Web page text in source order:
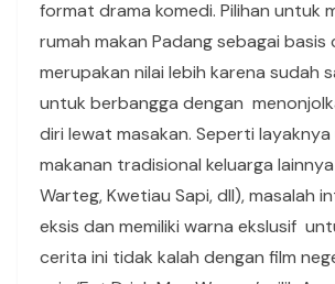
format drama komedi. Pilihan untuk
rumah makan Padang sebagai basis
merupakan nilai lebih karena sudah
untuk berbangga dengan
diri lewat masakan. Seperti
makanan tradisional keluarga
Warteg, Kwetiau Sapi, dll), masalah
eksis dan memiliki warna ekslusif
cerita ini tidak kalah dengan film